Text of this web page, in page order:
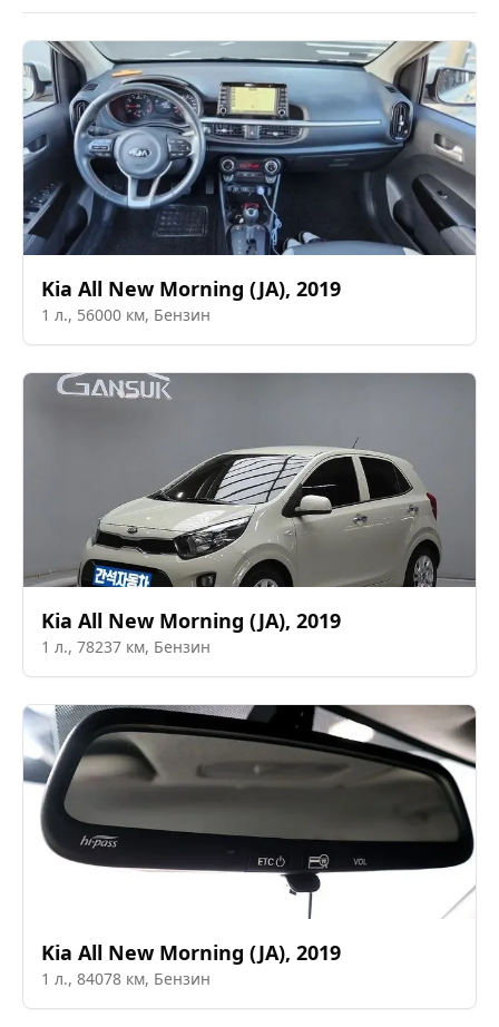
Kia All New Morning (JA), 2019
1 л., 56000 км, Бензин
Kia All New Morning (JA), 2019
1 л., 78237 км, Бензин
Kia All New Morning (JA), 2019
1 л., 84078 км, Бензин